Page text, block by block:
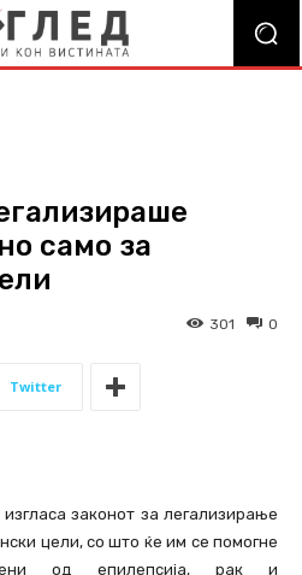
само за
0
301
Twitter
законот за легализирање
цели, со што ќе им се помогне
од епилепсија, рак и